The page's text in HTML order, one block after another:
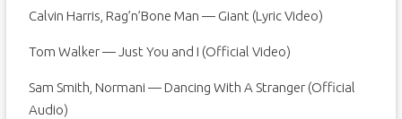
Calvin Harris, Rag’n’Bone Man — Giant (Lyric Video)
Tom Walker — Just You and I (Official Video)
Sam Smith, Normani — Dancing With A Stranger (Official
Audio)